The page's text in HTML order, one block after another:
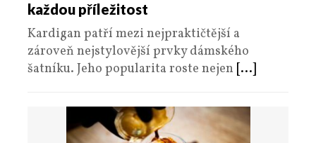
každou příležitost
Kardigan patří mezi nejpraktičtější a
zároveň nejstylovější prvky dámského
šatníku. Jeho popularita roste nejen [...]